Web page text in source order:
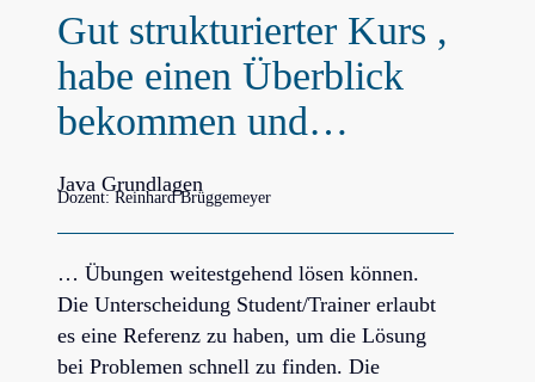
Gut strukturierter Kurs ,
habe einen Überblick
bekommen und…
Java Grundlagen
Dozent: Reinhard Brüggemeyer
… Übungen weitestgehend lösen können.
Die Unterscheidung Student/Trainer erlaubt
es eine Referenz zu haben, um die Lösung
bei Problemen schnell zu finden. Die